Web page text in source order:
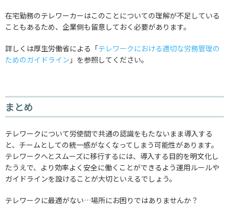
在宅勤務のテレワーカーはこのことについての理解が不足している
こともあるため、企業側も留意しておく必要があります。
詳しくは厚生労働省による「テレワークにおける適切な労務管理の
ためのガイドライン 」を参照してください。
まとめ
テレワークについて労使間で共通の認識をもたないまま導入する
と、チームとしての統一感がなくなってしまう可能性があります。
テレワークへとスムーズに移行するには、導入する目的を明文化し
たうえで、より効率よく安全に働くことができるよう運用ルールや
ガイドラインを設けることが大切といえるでしょう。
テレワークに最適がない…場所にお困りではありませんか？